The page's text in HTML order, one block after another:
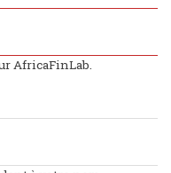
AfricaFinLab.